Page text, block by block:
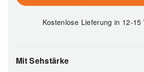
Kostenlose Lieferungin 12-15
Mit Sehstärke